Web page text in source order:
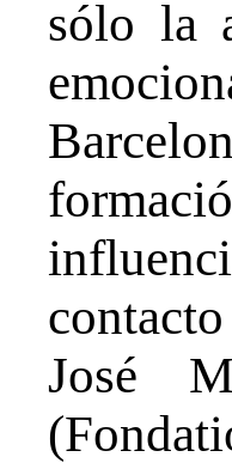
sólo la
José